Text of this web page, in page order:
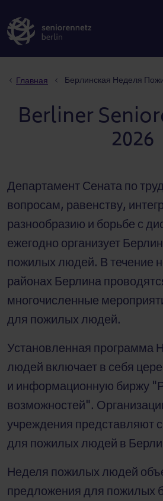
Главная Берлинская Неделя
Berliner
2026
Департамент Сената по
вопросам, равенству,
разнообразию и борьбе с
ежегодно организует
пожилых людей. В течение
районах Берлина
многочисленные
для пожилых людей.
Установленная программа
людей включает в себя
и информационную биржу
возможностей".
учреждения представляют
для пожилых людей в
Неделя пожилых людей
предложения для пожилых